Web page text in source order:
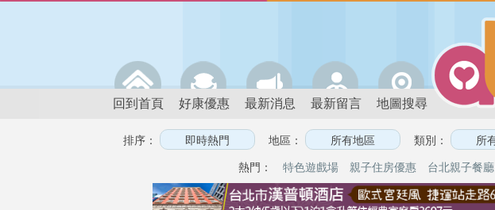
回到首頁 好康優惠 最新消息 最新留言 地圖搜尋
排序： 地區： 類別：
熱門： 特色遊戲場 親子住房優惠 台北親子餐廳